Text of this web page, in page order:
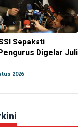
Sepakati
Digelar Juli
2026